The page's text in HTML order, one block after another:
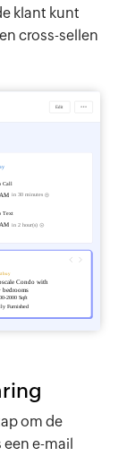
klant kunt
cross-sellen
om de
e-mail